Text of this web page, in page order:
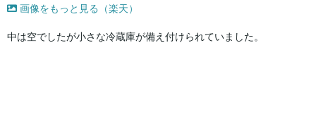
画像をもっと見る（楽天）
中は空でしたが小さな冷蔵庫が備え付けられていました。